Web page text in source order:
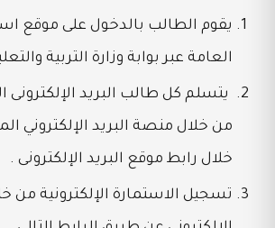
يقوم الطالب بالدخول على موقع
العامة عبر بوابة وزارة التربية
يتسلم كل طالب البريد
من خلال منصة البريد الإلكتروني
خلال رابط موقع البريد الإلكترونى .
تسجيل الاستمارة الإلكترونية من